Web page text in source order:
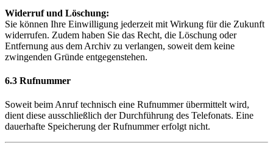
Widerruf und Löschung:
Sie können Ihre Einwilligung jederzeit mit Wirkung für die Zukunft
widerrufen. Zudem haben Sie das Recht, die Löschung oder
Entfernung aus dem Archiv zu verlangen, soweit dem keine
zwingenden Gründe entgegenstehen.
6.3 Rufnummer
Soweit beim Anruf technisch eine Rufnummer übermittelt wird,
dient diese ausschließlich der Durchführung des Telefonats. Eine
dauerhafte Speicherung der Rufnummer erfolgt nicht.